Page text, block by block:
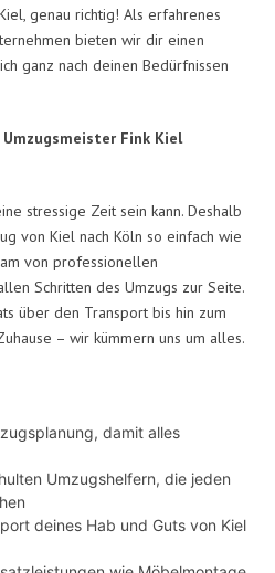
genau richtig! Als erfahrenes
bieten wir dir einen
ganz nach deinen Bedürfnissen
Fink Kiel
stressige Zeit sein kann. Deshalb
von Kiel nach Köln so einfach wie
von professionellen
Schritten des Umzugs zur Seite.
über den Transport bis hin zum
– wir kümmern uns um alles.
damit alles
Umzugshelfern, die jeden
deines Hab und Guts von Kiel